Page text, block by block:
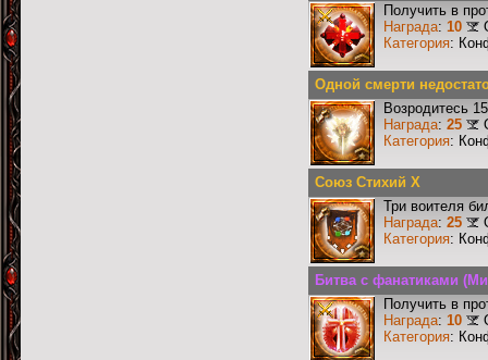
Получить в
Награда: 10
Категория:
Одной смерти
Возродитесь
Награда: 25
Категория:
Союз Стихий X
Три воителя
Награда: 25
Категория:
Битва с фанатиками
Получить в
Награда: 10
Категория: